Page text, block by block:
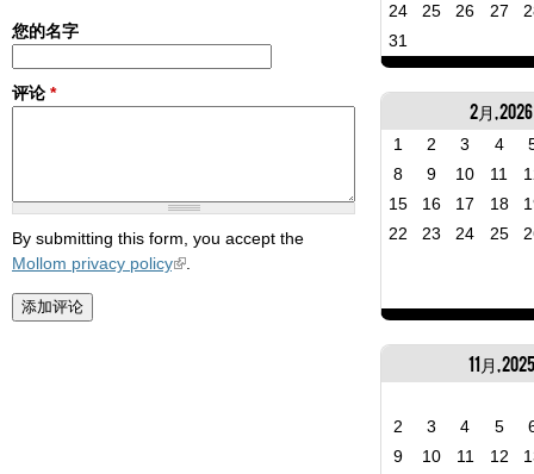
24
25 26 27
31
2月, 2026
1 2 3 4
8
9 10 11
15
16 17 18
22
23 24 25
11月, 2025
2 3 4 5
9
10 11 12
您的名字
评论 *
By submitting this form, you accept the
Mollom privacy policy